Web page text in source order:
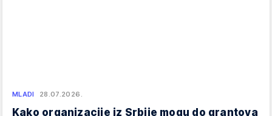
MLADI 28.07.2026.
Kako organizacije iz Srbije mogu do grantova